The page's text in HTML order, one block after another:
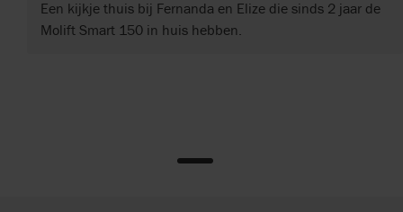
Een kijkje thuis bij Fernanda en Elize die sinds 2 jaar de
Molift Smart 150 in huis hebben.